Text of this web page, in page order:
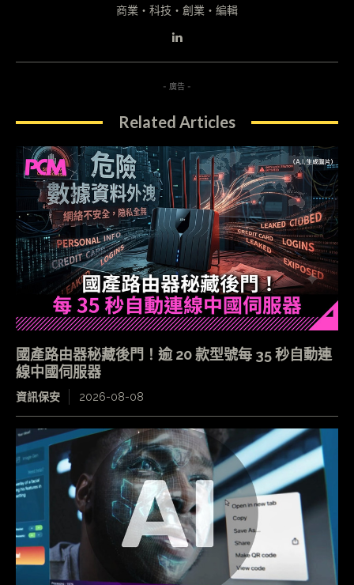
商業・科技・創業・編輯
- 廣告 -
Related Articles
國產路由器秘藏後門！逾 20 款型號每 35 秒自動連
線中國伺服器
資訊保安 2026-08-08